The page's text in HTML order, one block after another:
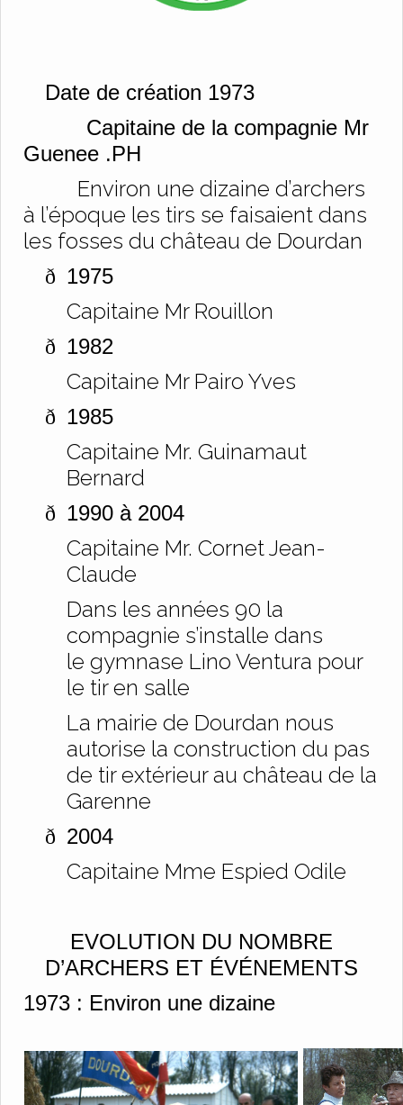
Date de création 1973
Capitaine de la compagnie Mr
Guenee .PH
Environ une dizaine d’archers
à l’époque les tirs se faisaient dans
les fosses du château de Dourdan
ð 1975
Capitaine Mr Rouillon
ð 1982
Capitaine Mr Pairo Yves
ð 1985
Capitaine Mr. Guinamaut
Bernard
ð 1990 à 2004
Capitaine Mr. Cornet Jean-
Claude
Dans les années 90 la
compagnie s’installe dans
le gymnase Lino Ventura pour
le tir en salle
La mairie de Dourdan nous
autorise la construction du pas
de tir extérieur au château de la
Garenne
ð 2004
Capitaine Mme Espied Odile
EVOLUTION DU NOMBRE
D’ARCHERS ET ÉVÉNEMENTS
1973 : Environ une dizaine